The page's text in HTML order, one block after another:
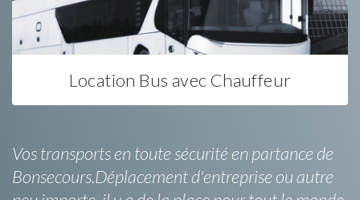
Location Bus avec Chauffeur
Vos transports en toute sécurité en partance de
Bonsecours.Déplacement d'entreprise ou autre